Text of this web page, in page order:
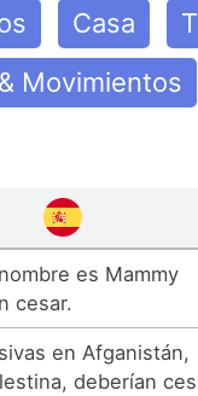
Casa
Movimientos
es Mammy
cesar.
en Afganistán,
deberían